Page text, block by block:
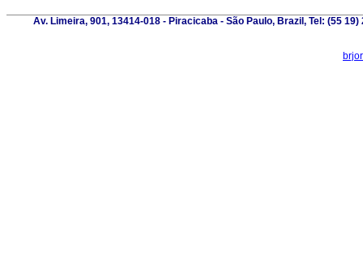
Av. Limeira, 901, 13414-018 - Piracicaba - São Paulo, Brazil, Tel: (55